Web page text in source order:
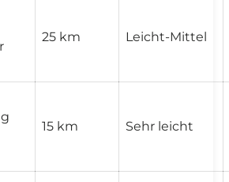
25 km Leicht-Mittel
15 km Sehr leicht